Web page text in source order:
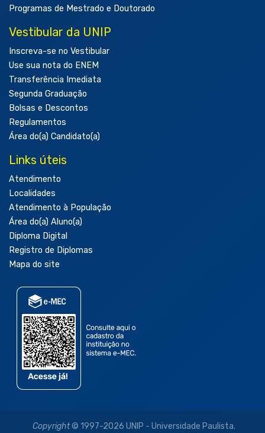
Programas de Mestrado e Doutorado
Vestibular da UNIP
Inscreva-se no Vestibular
Use sua nota do ENEM
Transferência Imediata
Segunda Graduação
Bolsas e Descontos
Regulamentos
Área do(a) Candidato(a)
Links úteis
Atendimento
Localidades
Atendimento à População
Área do(a) Aluno(a)
Diploma Digital
Registro de Diplomas
Mapa do site
Copyright© 1997-2026 UNIP - Universidade Paulista.